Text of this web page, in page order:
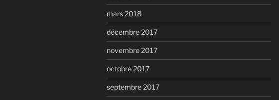
mars 2018
décembre 2017
novembre 2017
octobre 2017
septembre 2017